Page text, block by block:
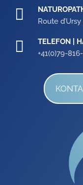

Route

TELEFON |
+41(0)79-